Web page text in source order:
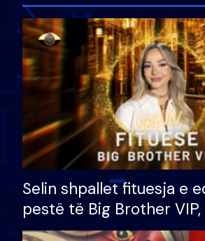
Selin shpallet fituesja e
pestë të Big Brother
çmimin e madh prej 100